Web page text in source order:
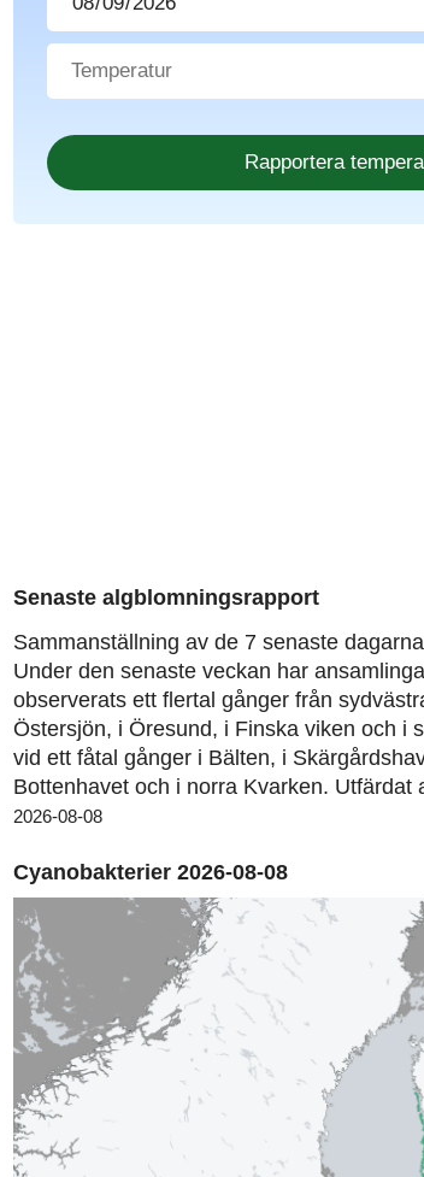
Senaste algblomningsrapport
Sammanställning av de 7 senaste
Under den senaste veckan har
observerats ett flertal gånger från
Östersjön, i Öresund, i Finska viken och i
vid ett fåtal gånger i Bälten, i
Bottenhavet och i norra Kvarken. Utfärdat
2026-08-08
Cyanobakterier 2026-08-08